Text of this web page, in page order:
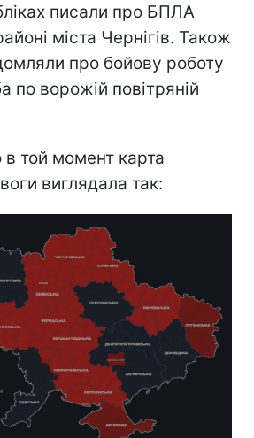
писали про БПЛА
міста Чернігів. Також
про бойову роботу
по ворожій повітряній
той момент карта
виглядала так: